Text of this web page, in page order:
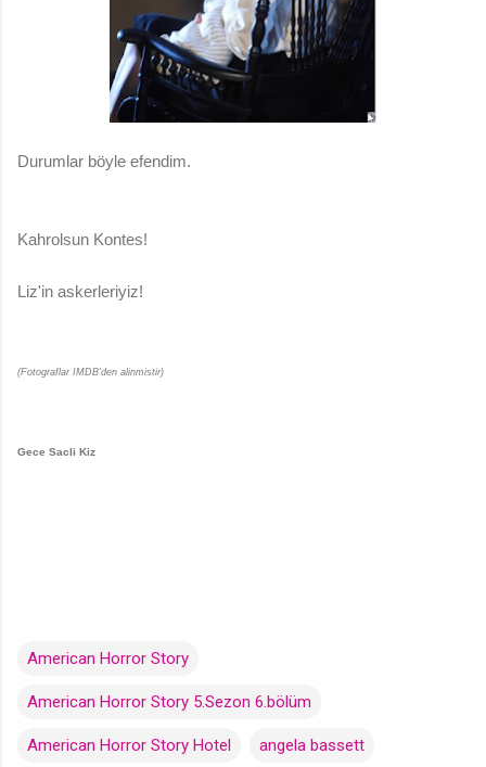
Durumlar böyle efendim.
Kahrolsun Kontes!
Liz'in askerleriyiz!
(Fotograflar IMDB'den alinmistir)
Gece Sacli Kiz
American Horror Story
American Horror Story 5.Sezon 6.bölüm
American Horror Story Hotel angela bassett